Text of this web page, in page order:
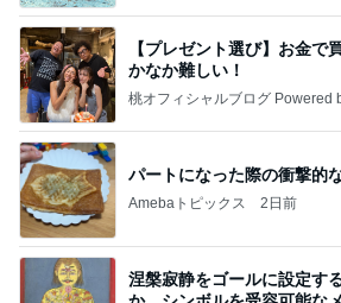
【プレゼント選び】お金で
かなか難しい！
桃オフィシャルブログ Powered
パートになった際の衝撃的
Amebaトピックス 2日前
涅槃寂静をゴールに設定す